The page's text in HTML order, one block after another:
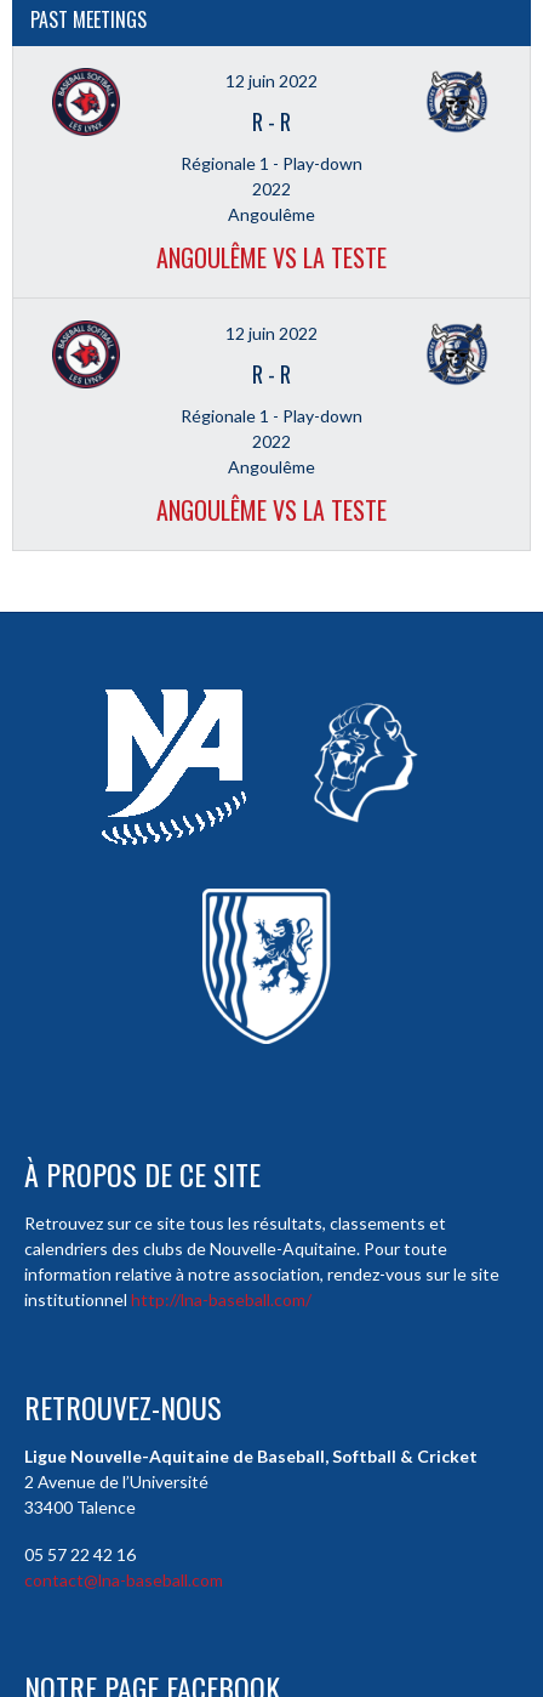
PAST MEETINGS
12 juin 2022
R - R
Régionale 1 - Play-down
2022
Angoulême
ANGOULÊME VS LA TESTE
12 juin 2022
R - R
Régionale 1 - Play-down
2022
Angoulême
ANGOULÊME VS LA TESTE
À PROPOS DE CE SITE
Retrouvez sur ce site tous les résultats, classements et
calendriers des clubs de Nouvelle-Aquitaine. Pour toute
information relative à notre association, rendez-vous sur le site
institutionnel http://lna-baseball.com/
RETROUVEZ-NOUS
Ligue Nouvelle-Aquitaine de Baseball, Softball & Cricket
2 Avenue de l’Université
33400 Talence
05 57 22 42 16
contact@lna-baseball.com
NOTRE PAGE FACEBOOK